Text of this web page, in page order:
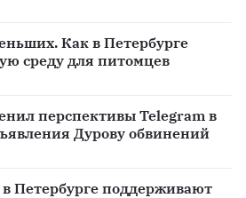
Как в Петербурге
среду для питомцев
перспективы Telegram в
Дурову обвинений
в Петербурге поддерживают